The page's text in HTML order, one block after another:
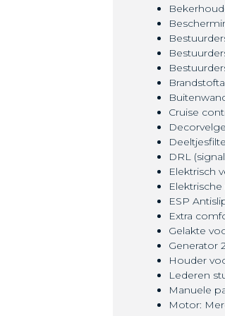
Cruise
DRL
Elektrisch
ESP
Extra
Gelakte
Generator
Houder
Lederen
Manuele
Motor: